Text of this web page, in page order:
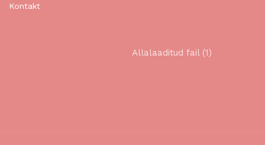
Kontakt
Allalaaditud fail (1)